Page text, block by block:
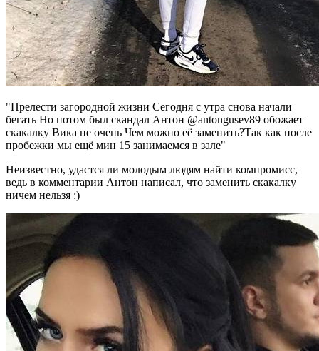
"Прелести загородной жизни Сегодня с утра снова начали
бегать Но потом был скандал Антон @antongusev89 обожает
скакалку Вика не очень Чем можно её заменить?Так как после
пробежки мы ещё мин 15 занимаемся в зале"
Неизвестно, удастся ли молодым людям найти компромисс,
ведь в комментарии Антон написал, что заменить скакалку
ничем нельзя :)